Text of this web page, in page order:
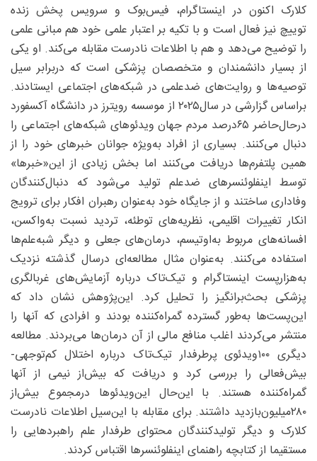
کلارک اکنون در اینستاگرام، فیس‌بوک و سرویس پخش زنده
توییچ نیز فعال است و با تکیه بر اعتبار علمی خود هم مبانی علمی
را توضیح می‌دهد و هم با اطلاعات نادرست مقابله می‌کند. او یکی
از بسیار دانشمندان و متخصصان پزشکی است که دربرابر سیل
توصیه‌ها و روایت‌های ضدعلمی در شبکه‌های اجتماعی ایستادند.
براساس گزارشی در سال‌۲۰۲۵ از موسسه رویترز در دانشگاه آکسفورد
درحال‌حاضر ۶۵‌درصد مردم جهان ویدئوهای شبکه‌های اجتماعی را
دنبال می‌کنند. بسیاری از افراد به‌ویژه جوانان خبرهای خود را از
همین پلتفرم‌ها دریافت می‌کنند اما بخش زیادی از این‌«خبرها»
توسط اینفلوئنسرهای ضدعلم تولید می‌شود که دنبال‌کنندگان
وفاداری ساختند و از جایگاه خود به‌عنوان رهبران افکار برای ترویج
انکار تغییرات اقلیمی، نظریه‌های توطئه، تردید نسبت به‌واکسن،
افسانه‌های مربوط به‌اوتیسم، درمان‌های جعلی و دیگر شبه‌علم‌ها
استفاده می‌کنند. به‌عنوان مثال مطالعه‌ای درسال گذشته نزدیک
به‌هزارپست اینستاگرام و تیک‌تاک درباره آزمایش‌های غربالگری
پزشکی بحث‌برانگیز را تحلیل کرد. این‌پژوهش نشان داد که
این‌پست‌ها به‌طور گسترده گمراه‌کننده بودند و افرادی که آنها را
منتشر می‌کردند اغلب منافع مالی از آن درمان‌ها می‌بردند. مطالعه
دیگری ۱۰۰ویدئوی پرطرفدار تیک‌تاک درباره اختلال کم‌توجهی-
بیش‌فعالی را بررسی کرد و دریافت که بیش‌از نیمی از آنها
گمراه‌کننده‌ هستند. با این‌حال این‌ویدئوها درمجموع بیش‌از
۲۸۰‌میلیون‌بازدید داشتند. برای مقابله با این‌سیل اطلاعات نادرست
کلارک و دیگر تولیدکنندگان محتوای طرفدار علم راهبردهایی را
مستقیما از کتابچه راهنمای اینفلوئنسرها اقتباس کردند.